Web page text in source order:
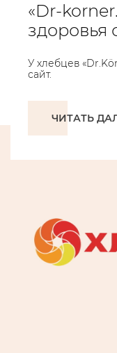
«Dr-
здоровья
У хлебцев
сайт.
ЧИТАТЬ